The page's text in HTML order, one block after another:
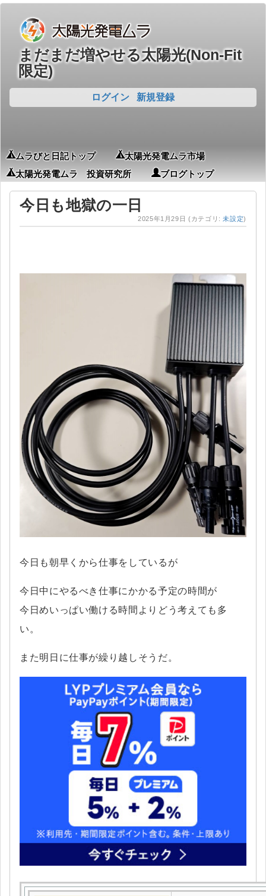
まだまだ増やせる太陽光(Non-Fit
限定)
ログイン 新規登録
ムラびと日記トップ
太陽光発電ムラ市場
太陽光発電ムラ 投資研究所
ブログトップ
今日も地獄の一日
2025年1月29日 (カテゴリ:未設定)
今日も朝早くから仕事をしているが
今日中にやるべき仕事にかかる予定の時間が
今日めいっぱい働ける時間よりどう考えても多
い。
また明日に仕事が繰り越しそうだ。